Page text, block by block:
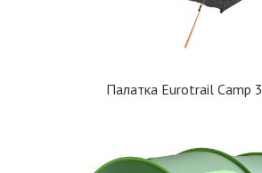
Палатка Eurotrail Camp 3